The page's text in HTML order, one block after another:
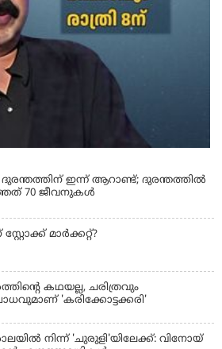
ദുരന്തത്തിന് ഇന്ന് ആറാണ്ട്; ദുരന്തത്തിൽ
70 ജീവനുകൾ
മാർക്കറ്റ്?
കഥയല്ല, ചരിത്രവും
'കരിക്കോട്ടക്കരി'
നിന്ന് 'ചുരുളി'യിലേക്ക്: വിനോയ്